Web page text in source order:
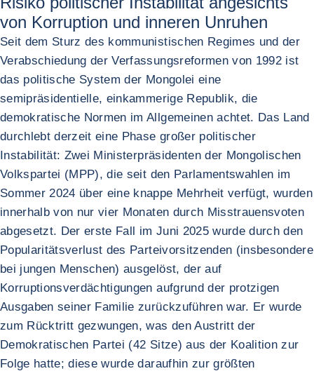
von Korruption und inneren Unruhen
Seit dem Sturz des kommunistischen Regimes und der
Verabschiedung der Verfassungsreformen von 1992 ist
das politische System der Mongolei eine
semipräsidentielle, einkammerige Republik, die
demokratische Normen im Allgemeinen achtet. Das Land
durchlebt derzeit eine Phase großer politischer
Instabilität: Zwei Ministerpräsidenten der Mongolischen
Volkspartei (MPP), die seit den Parlamentswahlen im
Sommer 2024 über eine knappe Mehrheit verfügt, wurden
innerhalb von nur vier Monaten durch Misstrauensvoten
abgesetzt. Der erste Fall im Juni 2025 wurde durch den
Popularitätsverlust des Parteivorsitzenden (insbesondere
bei jungen Menschen) ausgelöst, der auf
Korruptionsverdächtigungen aufgrund der protzigen
Ausgaben seiner Familie zurückzuführen war. Er wurde
zum Rücktritt gezwungen, was den Austritt der
Demokratischen Partei (42 Sitze) aus der Koalition zur
Folge hatte; diese wurde daraufhin zur größten